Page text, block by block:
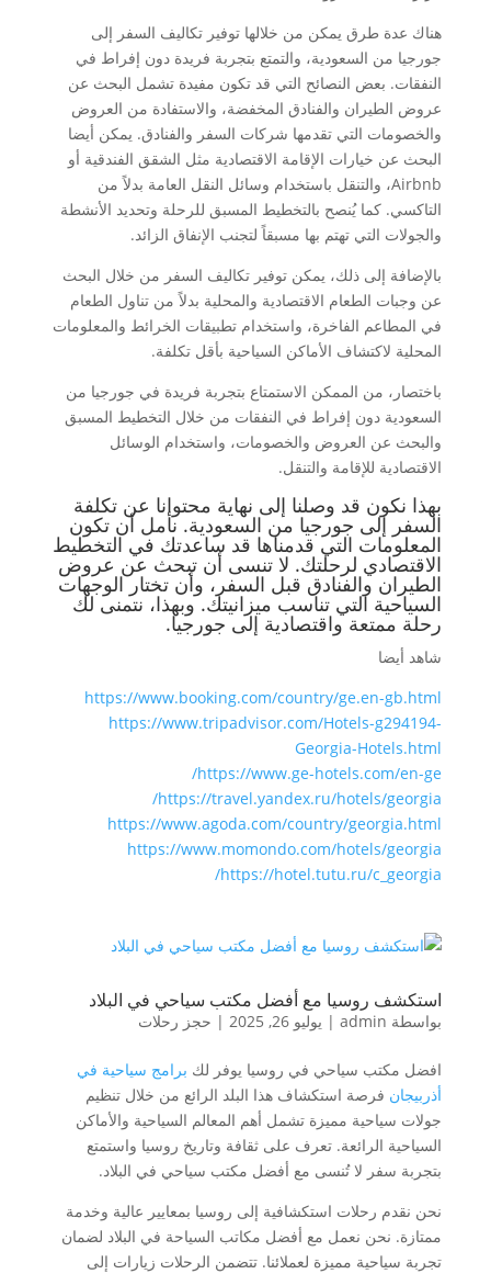
هناك عدة طرق يمكن من خلالها توفير تكاليف السفر إلى
جورجيا من السعودية، والتمتع بتجربة فريدة دون إفراط في
النفقات. بعض النصائح التي قد تكون مفيدة تشمل البحث عن
عروض الطيران والفنادق المخفضة، والاستفادة من العروض
والخصومات التي تقدمها شركات السفر والفنادق. يمكن أيضا
البحث عن خيارات الإقامة الاقتصادية مثل الشقق الفندقية أو
Airbnb، والتنقل باستخدام وسائل النقل العامة بدلاً من
التاكسي. كما يُنصح بالتخطيط المسبق للرحلة وتحديد الأنشطة
والجولات التي تهتم بها مسبقاً لتجنب الإنفاق الزائد.
بالإضافة إلى ذلك، يمكن توفير تكاليف السفر من خلال البحث
عن وجبات الطعام الاقتصادية والمحلية بدلاً من تناول الطعام
في المطاعم الفاخرة، واستخدام تطبيقات الخرائط والمعلومات
المحلية لاكتشاف الأماكن السياحية بأقل تكلفة.
باختصار، من الممكن الاستمتاع بتجربة فريدة في جورجيا من
السعودية دون إفراط في النفقات من خلال التخطيط المسبق
والبحث عن العروض والخصومات، واستخدام الوسائل
الاقتصادية للإقامة والتنقل.
بهذا نكون قد وصلنا إلى نهاية محتوانا عن تكلفة
السفر إلى جورجيا من السعودية. نأمل أن تكون
المعلومات التي قدمناها قد ساعدتك في التخطيط
الاقتصادي لرحلتك. لا تنسى أن تبحث عن عروض
الطيران والفنادق قبل السفر، وأن تختار الوجهات
السياحية التي تناسب ميزانيتك. وبهذا، نتمنى لك
رحلة ممتعة واقتصادية إلى جورجيا.
شاهد أيضا
https://www.booking.com/country/ge.en-gb.html
https://www.tripadvisor.com/Hotels-g294194-
Georgia-Hotels.html
https://www.ge-hotels.com/en-ge/
https://travel.yandex.ru/hotels/georgia/
https://www.agoda.com/country/georgia.html
https://www.momondo.com/hotels/georgia
https://hotel.tutu.ru/c_georgia/
استكشف روسيا مع أفضل مكتب سياحي في البلاد
بواسطة admin
| يوليو 26, 2025 | حجز رحلات
افضل مكتب سياحي في روسيا يوفر لك برامج سياحية في
أذربيجان فرصة استكشاف هذا البلد الرائع من خلال تنظيم
جولات سياحية مميزة تشمل أهم المعالم السياحية والأماكن
السياحية الرائعة. تعرف على ثقافة وتاريخ روسيا واستمتع
بتجربة سفر لا تُنسى مع أفضل مكتب سياحي في البلاد.
نحن نقدم رحلات استكشافية إلى روسيا بمعايير عالية وخدمة
ممتازة. نحن نعمل مع أفضل مكاتب السياحة في البلاد لضمان
تجربة سياحية مميزة لعملائنا. تتضمن الرحلات زيارات إلى